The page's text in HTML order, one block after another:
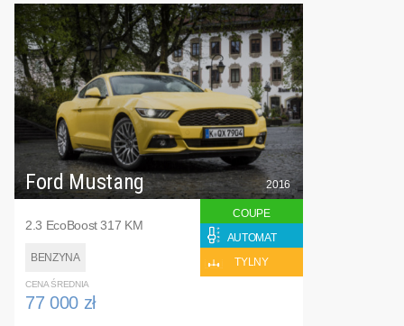
Ford Mustang
2.3 EcoBoost 317 KM
BENZYNA
2016
COUPE
AUTOMAT
TYLNY
CENA ŚREDNIA
77 000 zł